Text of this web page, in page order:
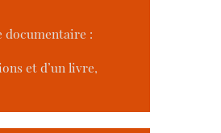
documentaire :
et d’un livre,